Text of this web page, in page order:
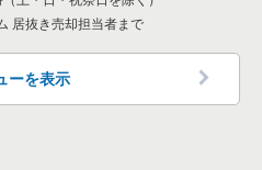
件の案件一覧
件の案件一覧
件の案件一覧
件の案件一覧
の案件一覧
居抜き売却担当者まで
ーを表示